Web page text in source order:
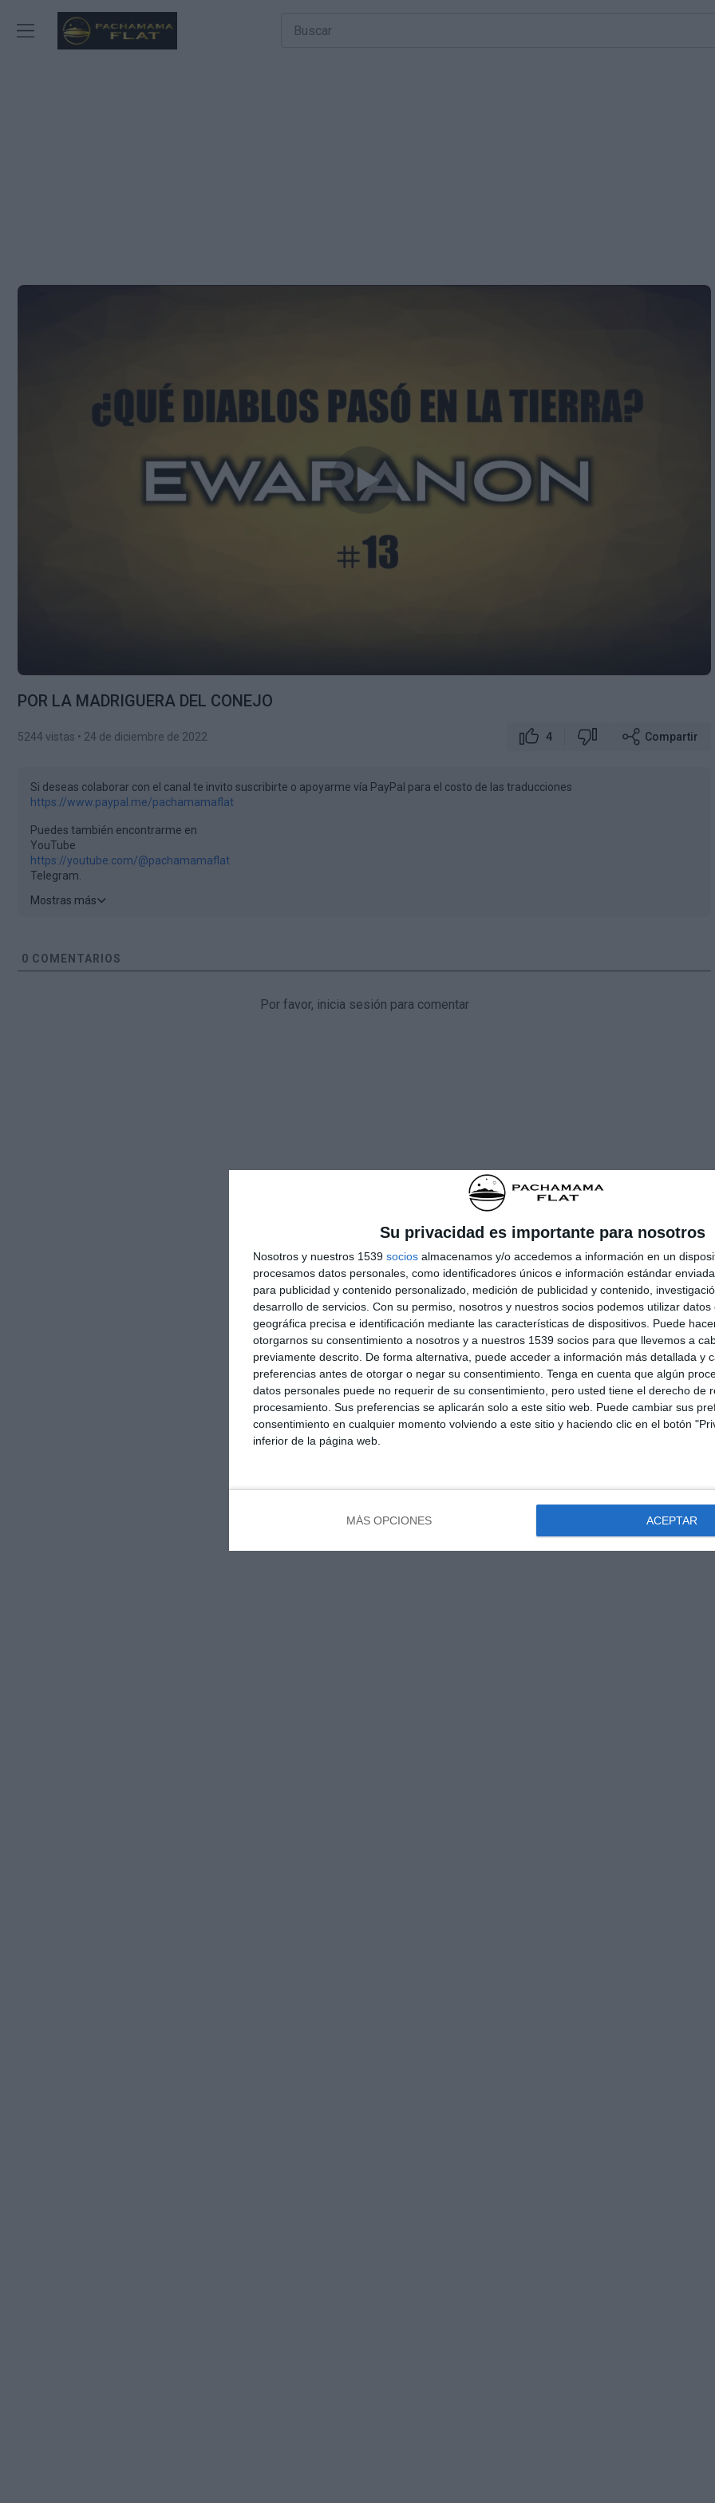
Su privacidad es importante para nosotros
Nosotros y nuestros 1539 socios almacenamos y/o accedemos a información en un
procesamos datos personales, como identificadores únicos e información estándar
para publicidad y contenido personalizado, medición de publicidad y contenido,
desarrollo de servicios. Con su permiso, nosotros y nuestros socios podemos utilizar datos
geográfica precisa e identificación mediante las características de dispositivos. Puede
otorgarnos su consentimiento a nosotros y a nuestros 1539 socios para que llevemos a
previamente descrito. De forma alternativa, puede acceder a información más detallada y
preferencias antes de otorgar o negar su consentimiento. Tenga en cuenta que algún
datos personales puede no requerir de su consentimiento, pero usted tiene el derecho de
procesamiento. Sus preferencias se aplicarán solo a este sitio web. Puede cambiar sus
consentimiento en cualquier momento volviendo a este sitio y haciendo clic en el botón
inferior de la página web.
MÁS OPCIONES ACEPTAR
POR LA MADRIGUERA DEL CONEJO
5244 vistas • 24 de diciembre de 2022 4 Compartir
Si deseas colaborar con el canal te invito suscribirte o apoyarme vía PayPal para el costo de las traducciones
https://www.paypal.me/pachamamaflat
Puedes también encontrarme en
YouTube
https://youtube.com/@pachamamaflat
Telegram.
Instagram.
https://www.facebook.com/facedelpacha
Odysee
Mostras más
Por favor, inicia sesión para comentar
0 COMENTARIOS